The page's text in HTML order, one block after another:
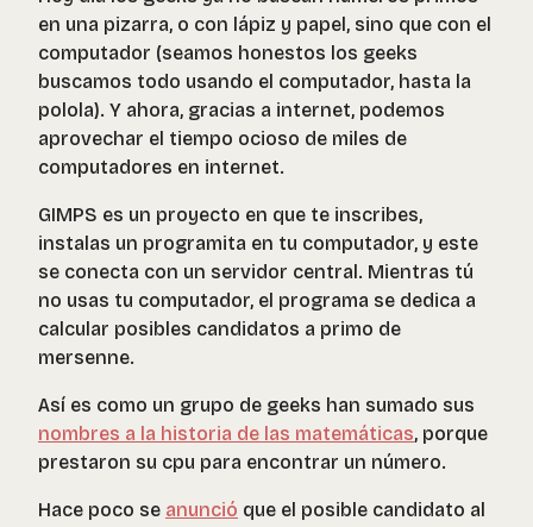
en una pizarra, o con lápiz y papel, sino que con el
computador (seamos honestos los geeks
buscamos todo usando el computador, hasta la
polola). Y ahora, gracias a internet, podemos
aprovechar el tiempo ocioso de miles de
computadores en internet.
GIMPS es un proyecto en que te inscribes,
instalas un programita en tu computador, y este
se conecta con un servidor central. Mientras tú
no usas tu computador, el programa se dedica a
calcular posibles candidatos a primo de
mersenne.
Así es como un grupo de geeks han sumado sus
nombres a la historia de las matemáticas, porque
prestaron su cpu para encontrar un número.
Hace poco se anunció que el posible candidato al